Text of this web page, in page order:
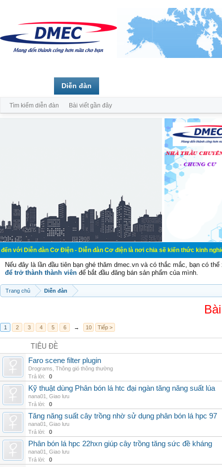
đàn Cơ Điện - Diễn đàn Cơ điện là nơi chia sẽ kiến thức kinh nghiệm
Nếu đây là lần đầu tiên bạn ghé thăm dmec.vn và có thắc mắc, bạn có
để trở thành thành viên để bắt đầu đăng bán sản phẩm của mình.
Trang chủ Diễn đàn
1 2 3 4 5 6 → 10 Tiếp >
TIÊU ĐỀ
Faro scene filter plugin
Drograms Thông gió thông thường
Trả lời:
0
Kỹ thuật dùng Phân bón lá htc đại ngàn tăng năng suất lúa
nana01
Giao lưu
Trả lời:
0
Tăng năng suất cây trồng nhờ sử dụng phân bón lá hpc 97
nana01
Giao lưu
Trả lời:
0
Phân bón lá hpc 22hxn giúp cây trồng tăng sức đề kháng
nana01
Giao lưu
Trả lời:
0
Diễn đàn
Tìm kiếm diễn đàn Bài viết gần đây